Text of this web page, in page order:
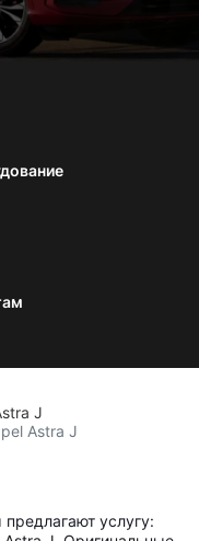
J
Astra J
услугу: